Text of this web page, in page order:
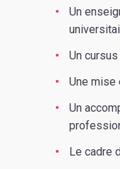
Un
Un
Une mise
Un
Le cadre